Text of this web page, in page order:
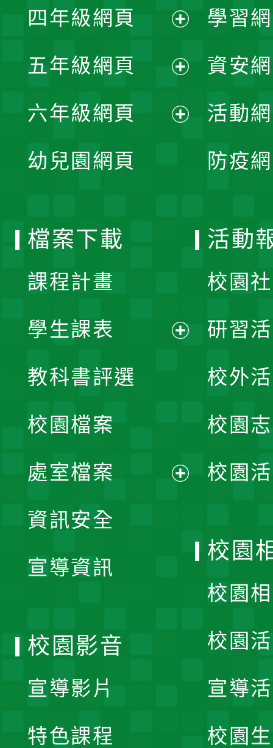
單
選
單
開
選
單
四年級網頁
開
選
五年級網頁
開
六年級網頁
幼兒園網頁
學習
資安
活動
防疫
檔案下載
課程計畫
學生課表
單
教科書評選
校園檔案
處室檔案
資訊安全
宣導資訊
活動
校園
研習
校外
校園
校園
校園
校園
校園
宣導
校園
校園影音
宣導影片
特色課程